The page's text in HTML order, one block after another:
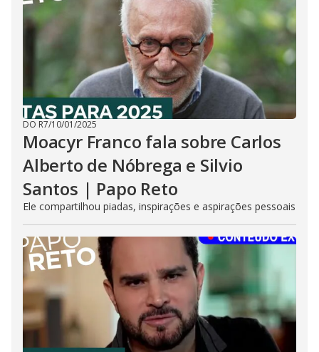
DO R7/10/01/2025
Moacyr Franco fala sobre Carlos
Alberto de Nóbrega e Silvio
Santos | Papo Reto
Ele compartilhou piadas, inspirações e aspirações pessoais